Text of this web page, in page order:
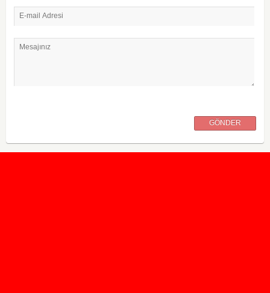
E-mail Adresi
Mesajınız
GÖNDER